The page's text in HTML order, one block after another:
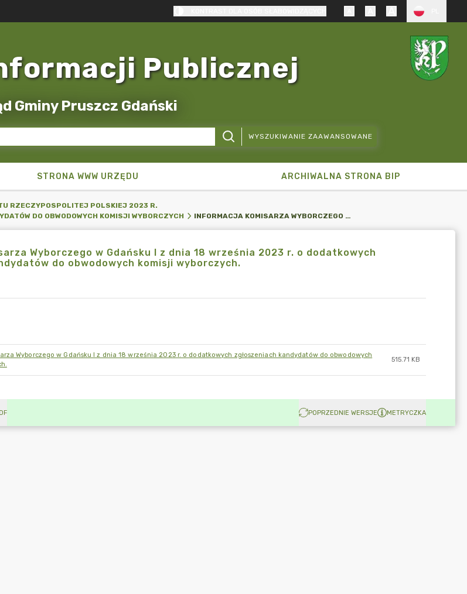
Publicznej
Gminy Pruszcz Gdański
WYSZUKIWANIE ZAAWANSOWANE
STRONA WWW URZĘDU ARCHIWALNA STRONA BIP
RZECZYPOSPOLITEJ POLSKIEJ 2023 R.
DO OBWODOWYCH KOMISJI WYBORCZYCH
INFORMACJA KOMISARZA WYBORCZEGO W GDAŃSKU I Z DNIA 18 WRZEŚNIA 2023 R. O DODATKOWYCH ZGŁOSZENIACH KANDYDATÓW DO OBWODOWYCH KOMISJI WYBORCZYCH.
Wyborczego w Gdańsku I z dnia 18 września 2023 r. o dodatkowych
do obwodowych komisji wyborczych.
Wyborczego w Gdańsku I z dnia 18 września 2023 r. o dodatkowych zgłoszeniach kandydatów do obwodowych
515.71 KB
POPRZEDNIE WERSJE METRYCZKA